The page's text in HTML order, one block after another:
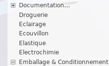
Documentation...
Droguerie
Eclairage
Ecouvillon
Elastique
Electrochimie
Emballage & Conditionnement